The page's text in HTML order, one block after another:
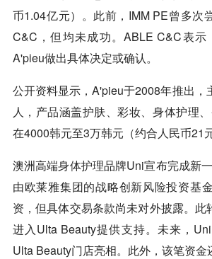
币1.04亿元）。此前，IMM PE曾多次
C&C，但均未成功。ABLE C&C表示
A'pieu做出具体决定或确认。
公开资料显示，A'pieu于2008年推出，
人，产品涵盖护肤、彩妆、身体护理
在4000韩元至3万韩元（约合人民币21
澳洲高端身体护理品牌Uni宣布完成新
由欧莱雅集团的战略创新风险投资基
资，但具体交易条款尚未对外披露。
进入Ulta Beauty提供支持。未来，
Ulta Beauty门店亮相。此外，该笔资